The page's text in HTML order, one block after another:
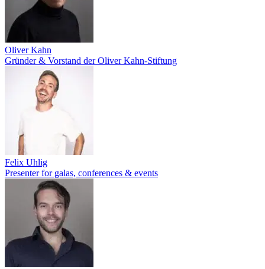
Oliver Kahn
Gründer & Vorstand der Oliver Kahn-Stiftung
Felix Uhlig
Presenter for galas, conferences & events